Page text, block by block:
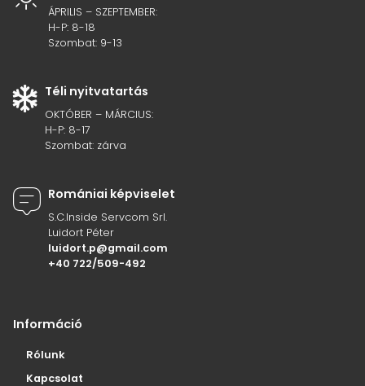
ÁPRILIS – SZEPTEMBER:
H-P: 8-18
Szombat: 9-13
Téli nyitvatartás
OKTÓBER – MÁRCIUS:
H-P: 8-17
Szombat: zárva
Romániai képviselet
S.C.Inside Servcom Srl.
Luidort Péter
luidort.p@gmail.com
+40 722/509-492
Információ
Rólunk
Kapcsolat